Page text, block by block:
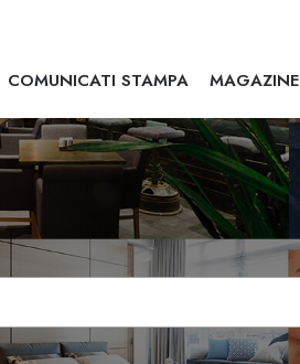
COMUNICATI STAMPA MAGAZINE